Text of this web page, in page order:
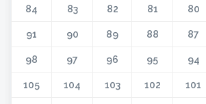
80
81
82
83
84
87
88
89
90
91
94
95
96
97
98
101
102
103
104
105